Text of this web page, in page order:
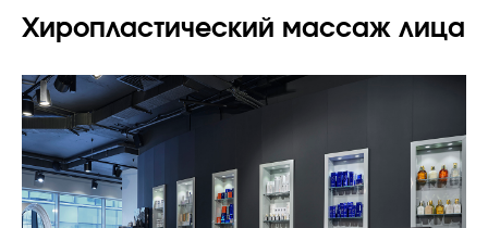
Хиропластический массаж лица